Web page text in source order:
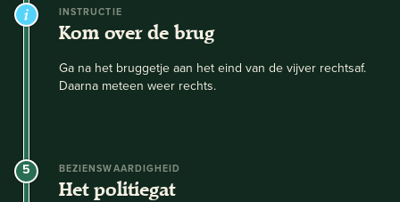
INSTRUCTIE
Kom over de brug
Ga na het bruggetje aan het eind van de vijver rechtsaf.
Daarna meteen weer rechts.
5 BEZIENSWAARDIGHEID
Het politiegat